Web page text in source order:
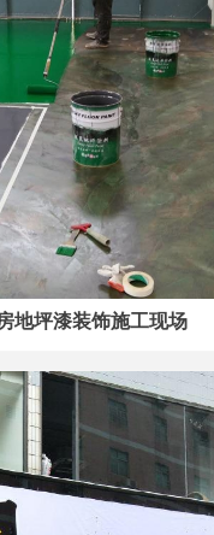
地坪漆装饰施工现场